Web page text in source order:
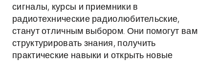
сигналы, курсы и приемники в
радиотехнические радиолюбительские,
станут отличным выбором. Они помогут вам
структурировать знания, получить
практические навыки и открыть новые